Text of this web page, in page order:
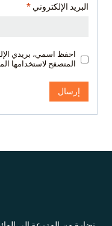
البريد الإلكتروني*
احفظ اسمي، بريدي
المتصفح لاستخدامها